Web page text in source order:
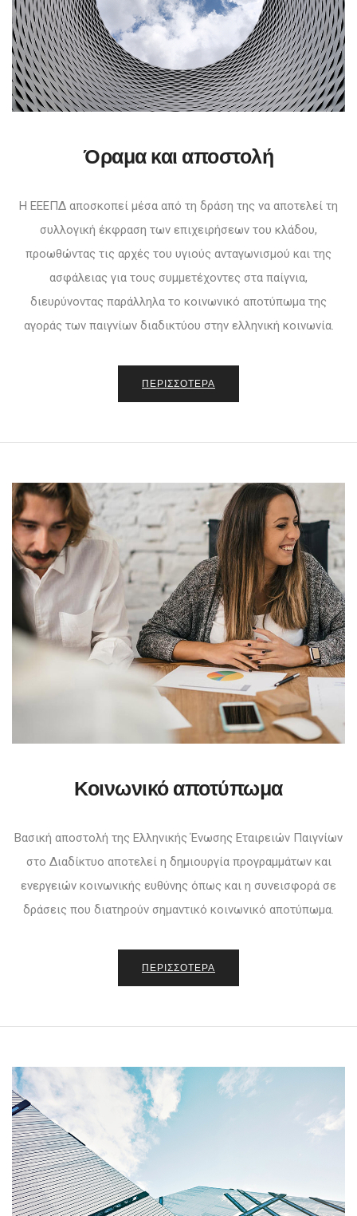
Όραμα και αποστολή
H ΕΕΕΠΔ αποσκοπεί μέσα από τη δράση της να αποτελεί τη
συλλογική έκφραση των επιχειρήσεων του κλάδου,
προωθώντας τις αρχές του υγιούς ανταγωνισμού και της
ασφάλειας για τους συμμετέχοντες στα παίγνια,
διευρύνοντας παράλληλα το κοινωνικό αποτύπωμα της
αγοράς των παιγνίων διαδικτύου στην ελληνική κοινωνία.
ΠΕΡΙΣΣΟΤΕΡΑ
Κοινωνικό αποτύπωμα
Βασική αποστολή της Ελληνικής Ένωσης Εταιρειών Παιγνίων
στο Διαδίκτυο αποτελεί η δημιουργία προγραμμάτων και
ενεργειών κοινωνικής ευθύνης όπως και η συνεισφορά σε
δράσεις που διατηρούν σημαντικό κοινωνικό αποτύπωμα.
ΠΕΡΙΣΣΟΤΕΡΑ